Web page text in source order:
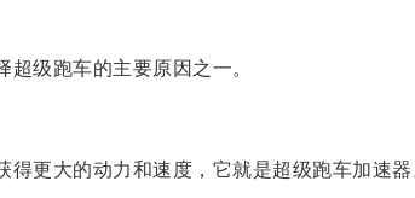
级跑车的主要原因之一。
更大的动力和速度，它就是超级跑车加速器